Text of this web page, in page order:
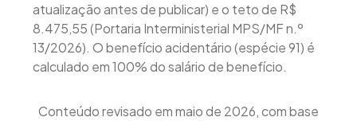
atualização antes de publicar) e o teto de R$
8.475,55 (Portaria Interministerial MPS/MF n.º
13/2026). O benefício acidentário (espécie 91) é
calculado em 100% do salário de benefício.
Conteúdo revisado em maio de 2026, com base